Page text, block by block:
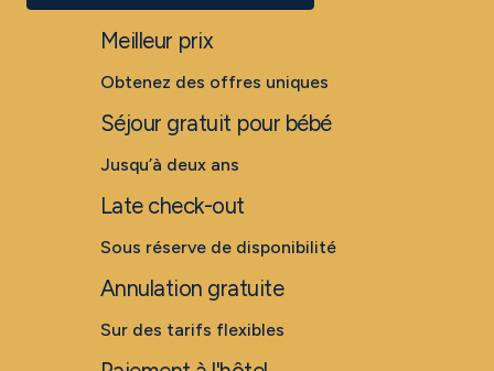
Meilleur prix
Obtenez des offres uniques
Séjour gratuit pour bébé
Jusqu’à deux ans
Late check-out
Sous réserve de disponibilité
Annulation gratuite
Sur des tarifs flexibles